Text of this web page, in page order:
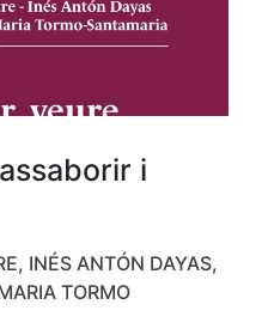
i
INÉS ANTÓN DAYAS,
TORMO